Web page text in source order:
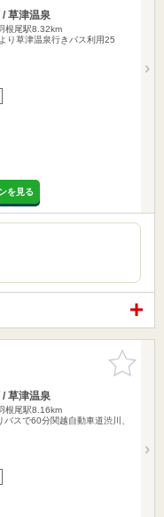
草津温泉
根尾駅8.32km
り草津温泉行きバス利用25
を見る
お気に入
りに追加
草津温泉
根尾駅8.16km
スで60分関越自動車道渋川、